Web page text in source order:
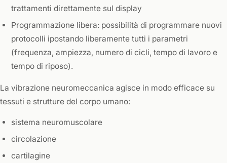
trattamenti direttamente sul display
Programmazione libera: possibilità di programmare nuovi
protocolli ipostando liberamente tutti i parametri
(frequenza, ampiezza, numero di cicli, tempo di lavoro e
tempo di riposo).
La vibrazione neuromeccanica agisce in modo efficace su
tessuti e strutture del corpo umano:
sistema neuromuscolare
circolazione
cartilagine